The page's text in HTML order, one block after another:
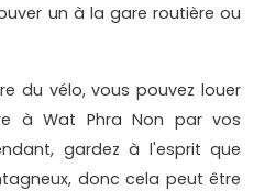
un à la gare routière ou
du vélo, vous pouvez louer
à Wat Phra Non par vos
gardez à l'esprit que
donc cela peut être